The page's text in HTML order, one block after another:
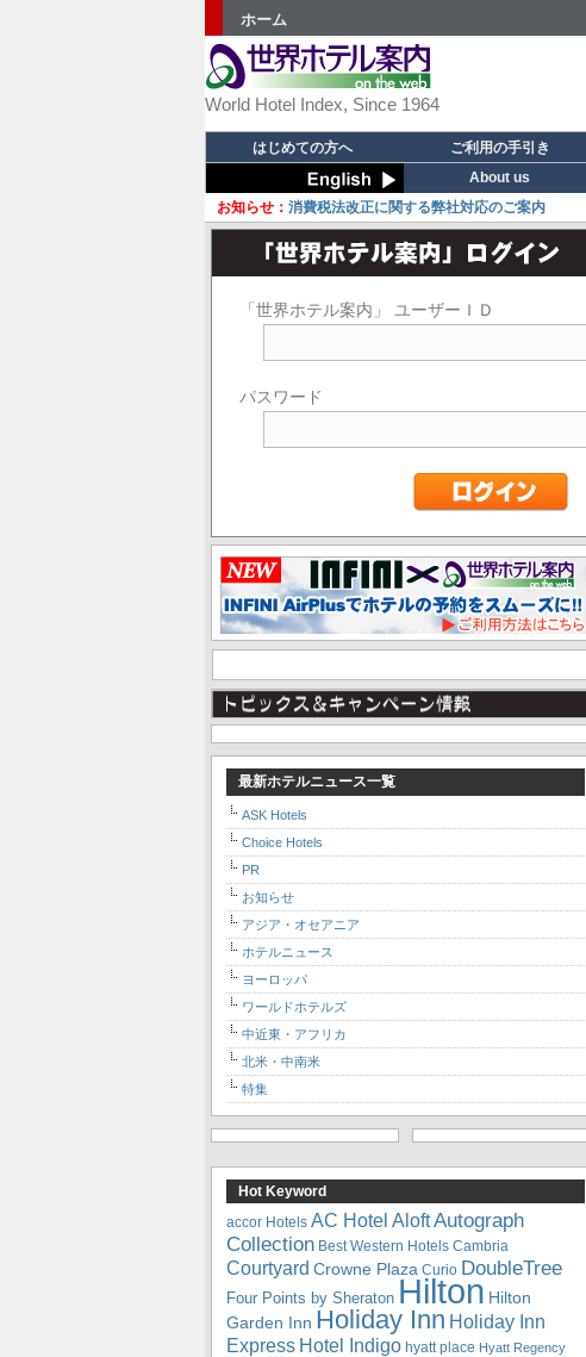
ホーム
World Hotel Index, Since 1964
はじめての方へ ご利用の手引き
About us
お知らせ： 消費税法改正に関する弊社対応のご案内
「世界ホテル案内」 ユーザーＩＤ
パスワード
最新ホテルニュース一覧
ASK Hotels
Choice Hotels
PR
お知らせ
アジア・オセアニア
ホテルニュース
ヨーロッパ
ワールドホテルズ
中近東・アフリカ
北米・中南米
特集
Hot Keyword
accor Hotels AC Hotel AloftAutograph
Collection Best Western Hotels Cambria
Courtyard Crowne Plaza Curio DoubleTree
Four Points by Sheraton Hilton Hilton
Garden Inn Holiday Inn Holiday Inn
Express Hotel Indigo hyatt place Hyatt Regency